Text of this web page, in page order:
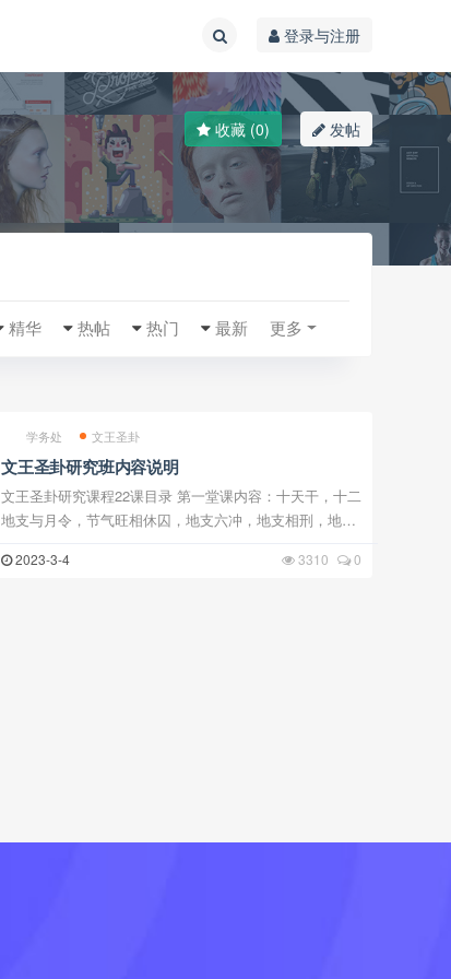
登录与注册
收藏 (0) 发帖
更多
最新
热门
热帖
精华
学务处 文王圣卦
文王圣卦研究班内容说明
文王圣卦研究课程22课目录 第一堂课内容：十天干，十二
地支与月令，节气旺相休囚，地支六冲，地支相刑，地支
容：起卦方式与步骤，认识八卦与重卦六十四卦，起卦 ...
2023-3-4 3310 0